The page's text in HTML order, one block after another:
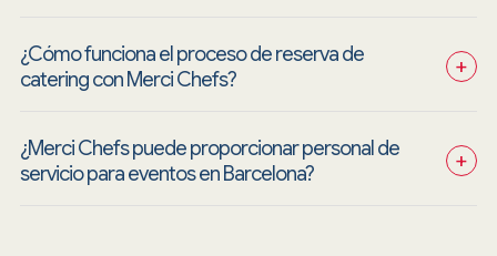
¿Cómo funciona el proceso de reserva de
catering con Merci Chefs?
+
¿Merci Chefs puede proporcionar personal de
servicio para eventos en Barcelona?
+